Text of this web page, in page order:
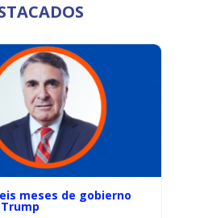
meses de gobierno